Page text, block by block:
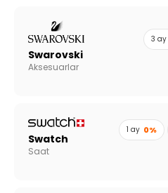
Swarovski
Aksesuarlar
3 ay
Swatch
Saat
1 ay 0%